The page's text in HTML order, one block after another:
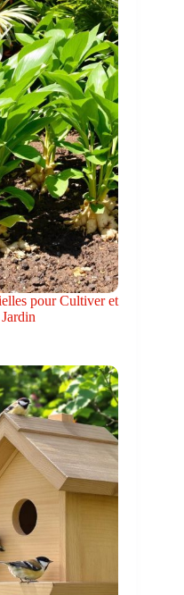
pour Cultiver et